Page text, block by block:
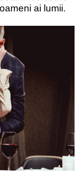
ai lumii.